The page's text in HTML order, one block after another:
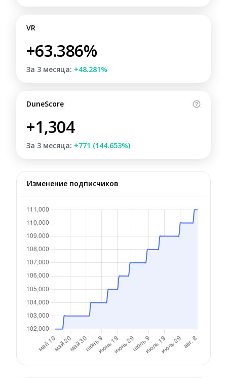
VR
+63.386%
За 3 месяца: +48.281%
DuneScore
+1,304
За 3 месяца: +771 (144.653%)
Изменение подписчиков